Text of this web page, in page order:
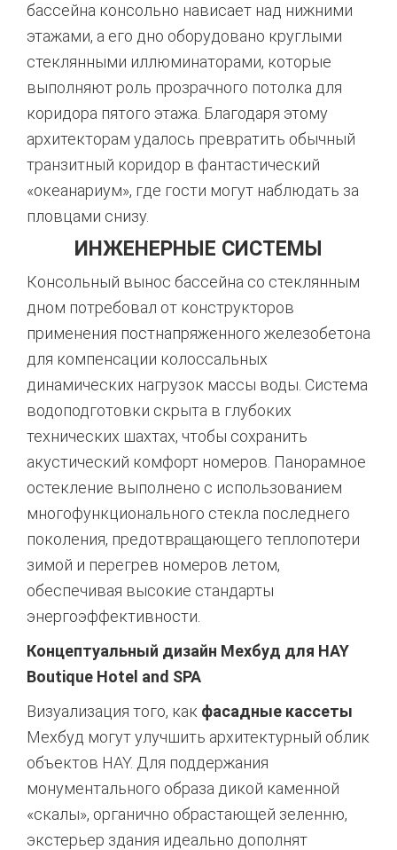
бассейна консольно нависает над нижними
этажами, а его дно оборудовано круглыми
стеклянными иллюминаторами, которые
выполняют роль прозрачного потолка для
коридора пятого этажа. Благодаря этому
архитекторам удалось превратить обычный
транзитный коридор в фантастический
«океанариум», где гости могут наблюдать за
пловцами снизу.
ИНЖЕНЕРНЫЕ СИСТЕМЫ
Консольный вынос бассейна со стеклянным
дном потребовал от конструкторов
применения постнапряженного железобетона
для компенсации колоссальных
динамических нагрузок массы воды. Система
водоподготовки скрыта в глубоких
технических шахтах, чтобы сохранить
акустический комфорт номеров. Панорамное
остекление выполнено с использованием
многофункционального стекла последнего
поколения, предотвращающего теплопотери
зимой и перегрев номеров летом,
обеспечивая высокие стандарты
энергоэффективности.
Концептуальный дизайн Мехбуд для HAY
Boutique Hotel and SPA
Визуализация того, как фасадные кассеты
Мехбуд могут улучшить архитектурный облик
объектов HAY. Для поддержания
монументального образа дикой каменной
«скалы», органично обрастающей зеленню,
экстерьер здания идеально дополнят